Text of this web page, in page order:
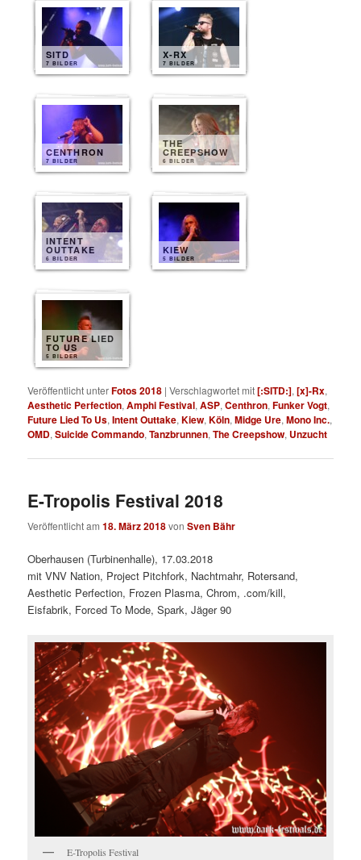
SITD
7 BILDER
X-RX
7 BILDER
CENTHRON
7 BILDER
THE
CREEPSHOW
6 BILDER
INTENT
OUTTAKE
6 BILDER
KIEW
5 BILDER
FUTURE LIED
TO US
5 BILDER
Veröffentlicht unterFotos 2018 |Verschlagwortet mit[:SITD:],[x]-Rx,
Aesthetic Perfection,Amphi Festival,ASP,Centhron,Funker Vogt,
Future Lied To Us,Intent Outtake,Kiew,Köln,Midge Ure,Mono Inc.,
OMD,Suicide Commando,Tanzbrunnen,The Creepshow, Unzucht
E-Tropolis Festival 2018
Veröffentlicht am18. März 2018vonSven Bähr
Oberhausen (Turbinenhalle), 17.03.2018
mit VNV Nation, Project Pitchfork, Nachtmahr, Rotersand,
Aesthetic Perfection, Frozen Plasma, Chrom, .com/kill,
Eisfabrik, Forced To Mode, Spark, Jäger 90
E-Tropolis Festival